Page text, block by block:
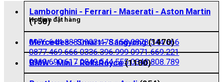
Hotline đặt hàng
0976.644.888 0903.478.158 0878.344.666
0877.469.666 0336.396.999 0971.669.221
0969.690.617 0849.544.555 0348.808.789
Lamborghini - Ferrari - Maserati - Aston Martin
(158)
Mercedes - Smart - Sangyong (1470)
BMW - Mini - RollsRoyce (1100)